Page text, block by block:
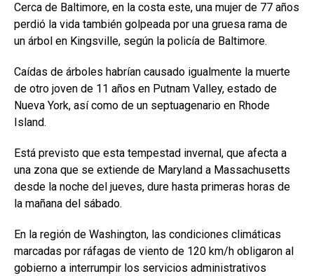
Cerca de Baltimore, en la costa este, una mujer de 77 años
perdió la vida también golpeada por una gruesa rama de
un árbol en Kingsville, según la policía de Baltimore.
Caídas de árboles habrían causado igualmente la muerte
de otro joven de 11 años en Putnam Valley, estado de
Nueva York, así como de un septuagenario en Rhode
Island.
Está previsto que esta tempestad invernal, que afecta a
una zona que se extiende de Maryland a Massachusetts
desde la noche del jueves, dure hasta primeras horas de
la mañana del sábado.
En la región de Washington, las condiciones climáticas
marcadas por ráfagas de viento de 120 km/h obligaron al
gobierno a interrumpir los servicios administrativos